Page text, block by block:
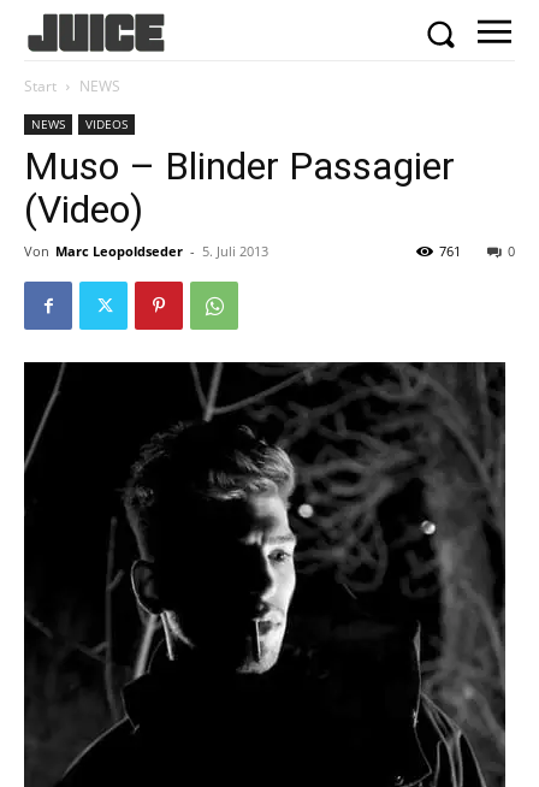
Start NEWS
NEWS VIDEOS
Muso – Blinder Passagier
(Video)
Von Marc Leopoldseder - 5. Juli 2013 0
761